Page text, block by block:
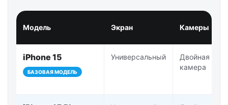
Модель Экран Камеры
iPhone 15
БАЗОВАЯ МОДЕЛЬ
Универсальный
Двойная
камера